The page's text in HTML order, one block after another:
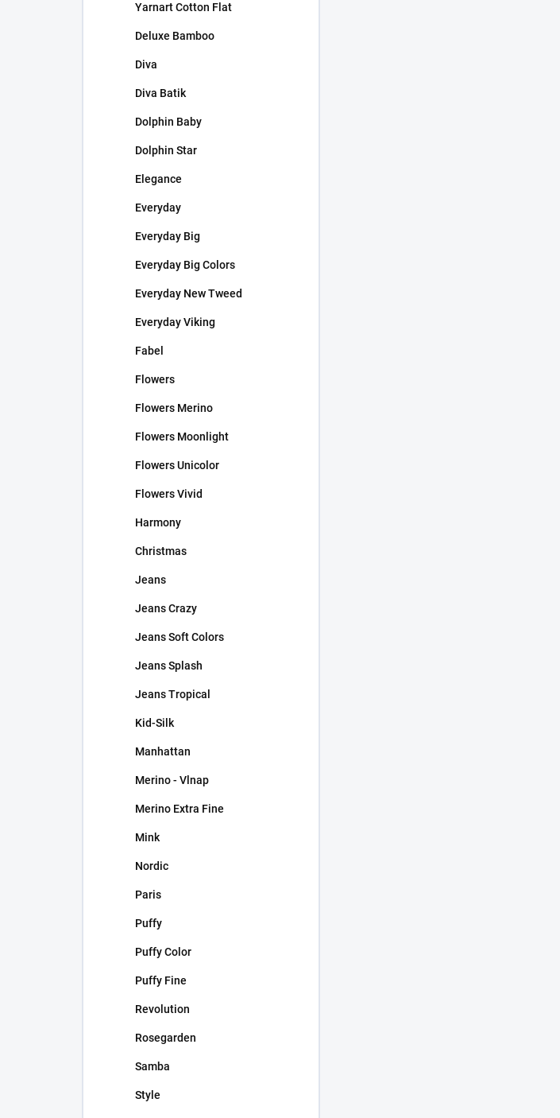
Yarnart Cotton Flat
Deluxe Bamboo
Diva
Diva Batik
Dolphin Baby
Dolphin Star
Elegance
Everyday
Everyday Big
Everyday Big Colors
Everyday New Tweed
Everyday Viking
Fabel
Flowers
Flowers Merino
Flowers Moonlight
Flowers Unicolor
Flowers Vivid
Harmony
Christmas
Jeans
Jeans Crazy
Jeans Soft Colors
Jeans Splash
Jeans Tropical
Kid-Silk
Manhattan
Merino - Vlnap
Merino Extra Fine
Mink
Nordic
Paris
Puffy
Puffy Color
Puffy Fine
Revolution
Rosegarden
Samba
Style